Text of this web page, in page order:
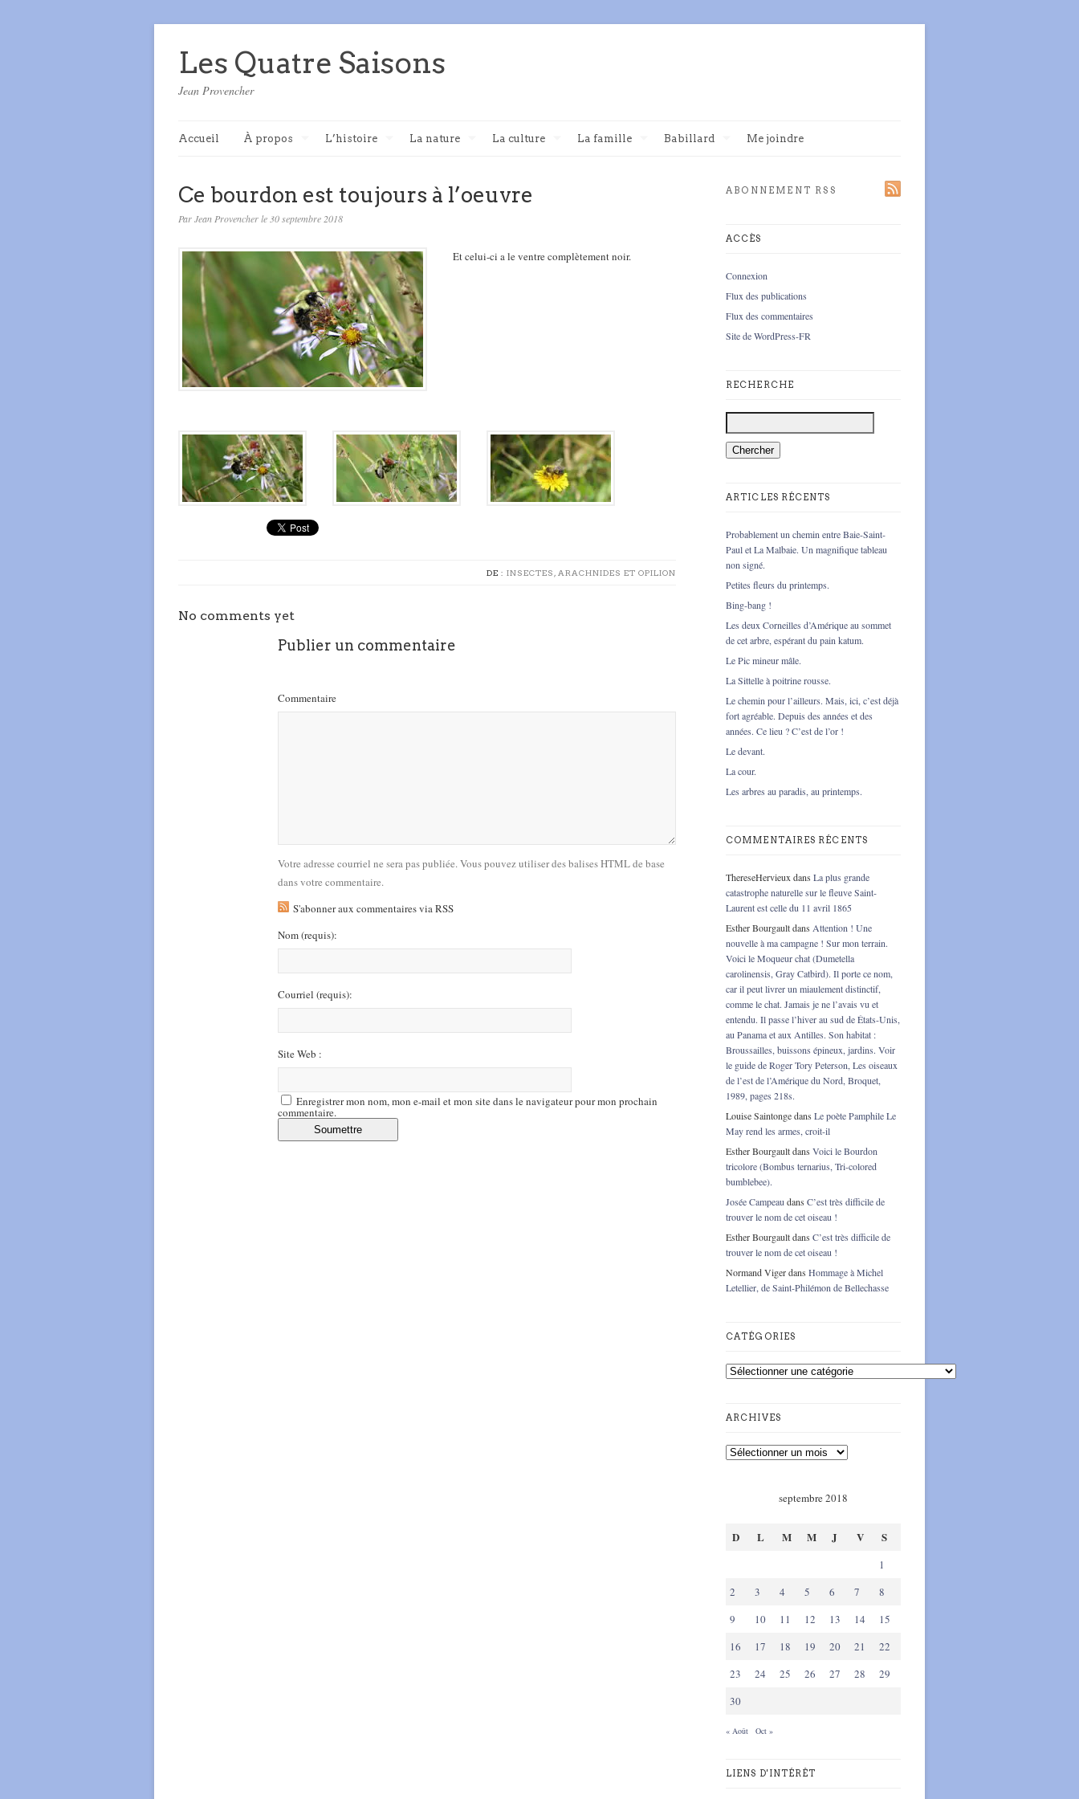
Les Quatre Saisons
Jean Provencher
Accueil À propos L’histoire La nature La culture La famille Babillard Me joindre
Ce bourdon est toujours à l’oeuvre
Par Jean Provencher le 30 septembre 2018
Et celui-ci a le ventre complètement noir.
DE : INSECTES, ARACHNIDES ET OPILION
No comments yet
Publier un commentaire
Commentaire
Votre adresse courriel ne sera pas publiée. Vous pouvez utiliser des balises HTML de base
dans votre commentaire.
S'abonner aux commentaires via RSS
Nom(requis):
Courriel (requis):
Site Web :
Enregistrer mon nom, mon e-mail et mon site dans le navigateur pour mon prochain
commentaire.
ABONNEMENT RSS
ACCÈS
Connexion
Flux des publications
Flux des commentaires
Site de WordPress-FR
RECHERCHE
ARTICLES RÉCENTS
Probablement un chemin entre Baie-Saint-
Paul et La Malbaie. Un magnifique tableau
non signé.
Petites fleurs du printemps.
Bing-bang !
Les deux Corneilles d’Amérique au sommet
de cet arbre, espérant du pain katum.
Le Pic mineur mâle.
La Sittelle à poitrine rousse.
Le chemin pour l’ailleurs. Mais, ici, c’est déjà
fort agréable. Depuis des années et des
années. Ce lieu ? C’est de l’or !
Le devant.
La cour.
Les arbres au paradis, au printemps.
COMMENTAIRES RÉCENTS
ThereseHervieux dans La plus grande
catastrophe naturelle sur le fleuve Saint-
Laurent est celle du 11 avril 1865
Esther Bourgaultdans Attention ! Une
nouvelle à ma campagne ! Sur mon terrain.
Voici le Moqueur chat (Dumetella
carolinensis, Gray Catbird). Il porte ce nom,
car il peut livrer un miaulement distinctif,
comme le chat. Jamais je ne l’avais vu et
entendu. Il passe l’hiver au sud de États-Unis,
au Panama et aux Antilles. Son habitat :
Broussailles, buissons épineux, jardins. Voir
le guide de Roger Tory Peterson, Les oiseaux
de l’est de l’Amérique du Nord, Broquet,
1989, pages 218s.
Louise Saintongedans Le poète Pamphile Le
May rend les armes, croit-il
Esther Bourgaultdans Voici le Bourdon
tricolore (Bombus ternarius, Tri-colored
bumblebee).
Josée Campeau dans C’est très difficile de
trouver le nom de cet oiseau !
Esther Bourgaultdans C’est très difficile de
trouver le nom de cet oiseau !
Normand Vigerdans Hommage à Michel
Letellier, de Saint-Philémon de Bellechasse
CATÉGORIES
ARCHIVES
septembre 2018
D L M M J V S
1
2
3 4 5 6 7
8
9
10 11 12 13 14
15
16
17 18 19 20 21
22
23
24 25 26 27 28
29
30
« Août Oct »
LIENS D'INTÉRÊT